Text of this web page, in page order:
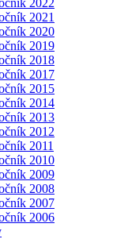
2022
2021
2020
2019
2018
2017
2015
2014
2013
2012
2011
2010
2009
2008
2007
2006